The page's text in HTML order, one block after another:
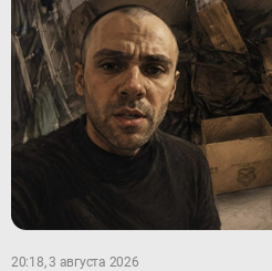
20:18, 3 августа 2026